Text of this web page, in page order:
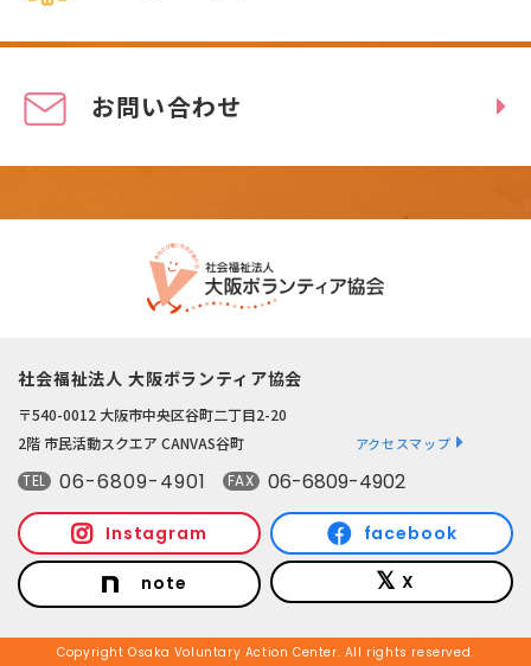
お問い合わせ
社会福祉法人 大阪ボランティア協会
〒540-0012 大阪市中央区谷町二丁目2-20
2階 市民活動スクエア CANVAS谷町
アクセスマップ
TEL 06-6809-4901 FAX 06-6809-4902
Instagram facebook
note X
Copyright Osaka Voluntary Action Center. All rights reserved.